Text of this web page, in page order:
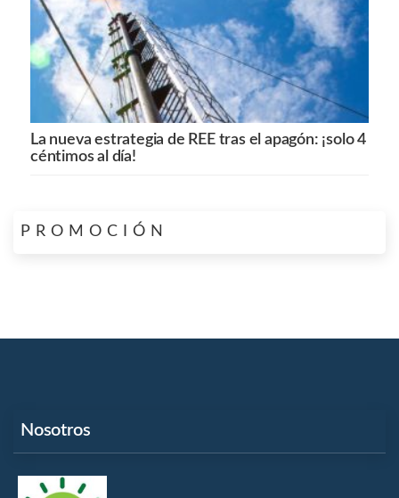
La nueva estrategia de REE tras el apagón: ¡solo 4
céntimos al día!
PROMOCIÓN
Nosotros